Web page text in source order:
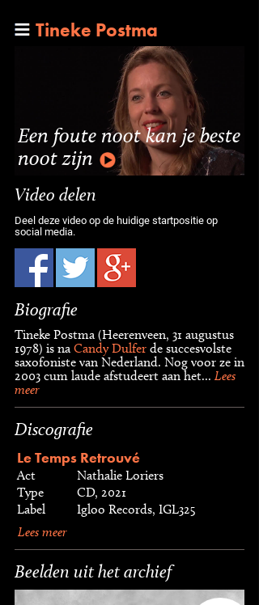
Tineke Postma
Een foute noot kan je beste
noot zijn
Video delen
Deel deze video op de huidige startpositie op
social media.
Biografie
Tineke Postma (Heerenveen, 31 augustus
1978) is naCandy Dulfer de succesvolste
saxofoniste van Nederland. Nog voor ze in
2003 cum laude afstudeert aan het... Lees
meer
Discografie
Le Temps Retrouvé
Act
Nathalie Loriers
Type
CD, 2021
Label
Igloo Records, IGL325
Lees meer
Beelden uit het archief